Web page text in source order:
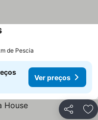
preços
Ver preços
de Pescia
Ver preços
Partilhar